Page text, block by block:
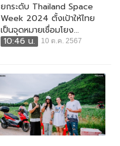
ยกระดับ Thailand Space
Week 2024 ตั้งเป้าให้ไทย
เป็นจุดหมายเชื่อมโยง...
10:46 น.
10 ต.ค. 2567